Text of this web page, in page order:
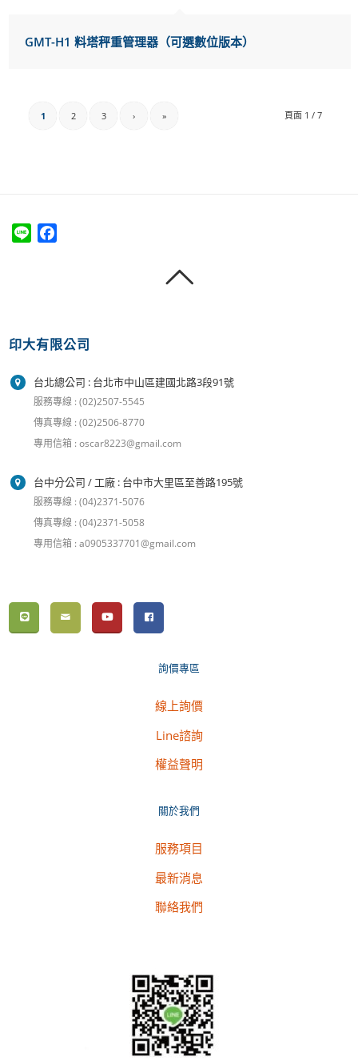
GMT-H1 料塔秤重管理器（可選數位版本）
頁面 1 / 7
1 2 3 › »
Line
印大有限公司
台北總公司 : 台北市中山區建國北路3段91號
服務專線 : (02)2507-5545
傳真專線 : (02)2506-8770
專用信箱 : oscar8223@gmail.com
台中分公司 / 工廠 : 台中市大里區至善路195號
服務專線 : (04)2371-5076
傳真專線 : (04)2371-5058
專用信箱 : a0905337701@gmail.com
詢價專區
線上詢價
Line諮詢
權益聲明
關於我們
服務項目
最新消息
聯絡我們